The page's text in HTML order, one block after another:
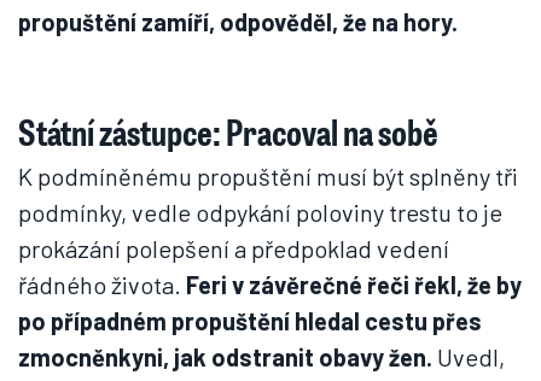
propuštění zamíří, odpověděl, že na hory.
Státní zástupce: Pracoval na sobě
K podmíněnému propuštění musí být splněny tři
podmínky, vedle odpykání poloviny trestu to je
prokázání polepšení a předpoklad vedení
řádného života. Feri v závěrečné řeči řekl, že by
po případném propuštění hledal cestu přes
zmocněnkyni, jak odstranit obavy žen. Uvedl,